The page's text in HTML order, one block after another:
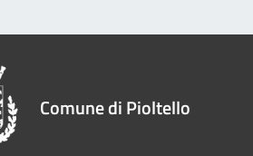
Comune di Pioltello